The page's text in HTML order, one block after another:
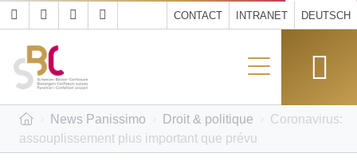
CONTACT INTRANET DEUTSCH
News Panissimo Droit & politique
Coronavirus:
assouplissement plus important que prévu